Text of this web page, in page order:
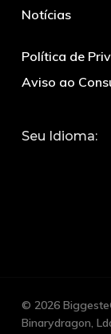
Notícias
Política de
Aviso ao
Seu Idioma:
© 2026
Binarydragon,